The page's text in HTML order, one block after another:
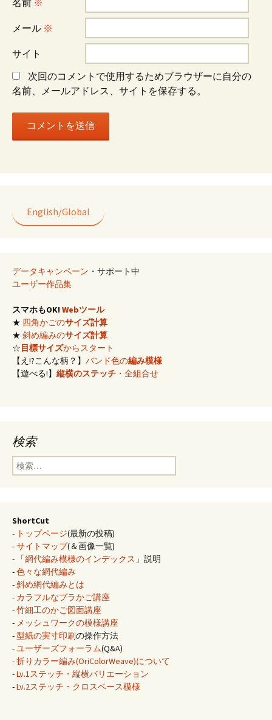
ョ
ン
メール ※
サイト
次回のコメントで使用するためブラウザーに自分の
名前、メールアドレス、サイトを保存する。
English/Global
データキャンペーン ・サポート中
ユーザー作品集
スマホもOK! Webツール
★ 四角かごのサイズ計算
★ 斜め編みのサイズ計算
☆目標サイズからスタート
【え!?こんな柄？】 バンド色の編み模様
【遊べる!】 縦横のステッチ ・全組合せ
検索
検
索:
ShortCut
- トップページ(最新の投稿)
-サイトマップ(＆画像一覧)
- 「網代編み模様のインデックス 」説明
-色々な網代編み
-斜め網代編みとは
- カラフルなプラかご講座
-竹細工のかご図面講座
- メッシュワークの模様講座
-型紙の実寸印刷の操作方法
-ユーザーズフォーラム(Q&A)
-折りカラー編み(OriColorWeave)について
-Lv.1ステッチ・縦横バリエーション
-Lv.2ステッチ・クロスベース模様